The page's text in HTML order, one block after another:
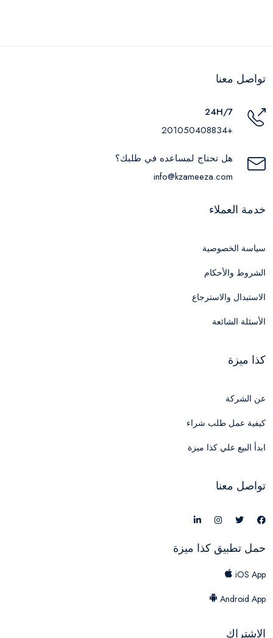
تواصل معنا
24H/7
+201050408834
هل تحتاج لمساعده في طلبك؟
info@kzameeza.com
خدمة العملاء
سياسة الخصوصية
الشروط والأحكام
الاستبدال والاسترجاع
الأسئلة الشائعة
كذا ميزة
عن الشركة
كيفية عمل طلب شراء
ابدأ البيع علي كذا ميزة
تواصل معنا
حمل تطبيق كذا ميزة
iOS App
Android App
الاشتراك